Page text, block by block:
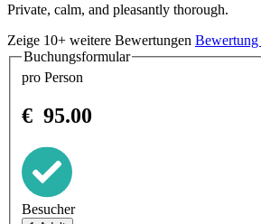
Private, calm, and pleasantly thorough.
Zeige 10+ weitere Bewertungen Bewertung
Buchungsformular
pro Person
€ 95.00
Besucher